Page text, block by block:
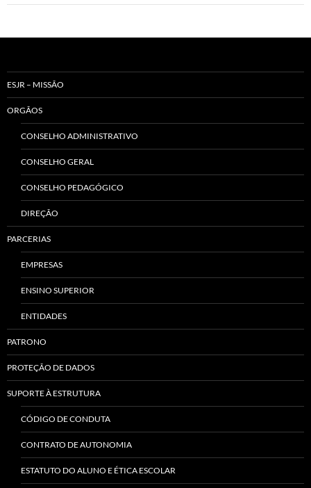
ESJR – MISSÃO
ORGÃOS
CONSELHO ADMINISTRATIVO
CONSELHO GERAL
CONSELHO PEDAGÓGICO
DIREÇÃO
PARCERIAS
EMPRESAS
ENSINO SUPERIOR
ENTIDADES
PATRONO
PROTEÇÃO DE DADOS
SUPORTE À ESTRUTURA
CÓDIGO DE CONDUTA
CONTRATO DE AUTONOMIA
ESTATUTO DO ALUNO E ÉTICA ESCOLAR